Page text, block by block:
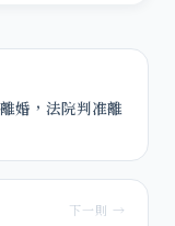
婚，法院判准離
下一則 →